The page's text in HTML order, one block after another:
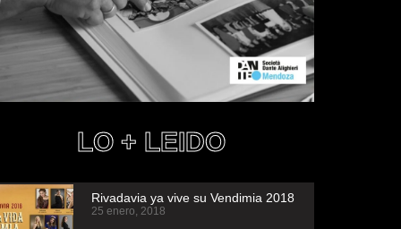
LO + LEIDO
Rivadavia ya vive su Vendimia 2018
25 enero, 2018